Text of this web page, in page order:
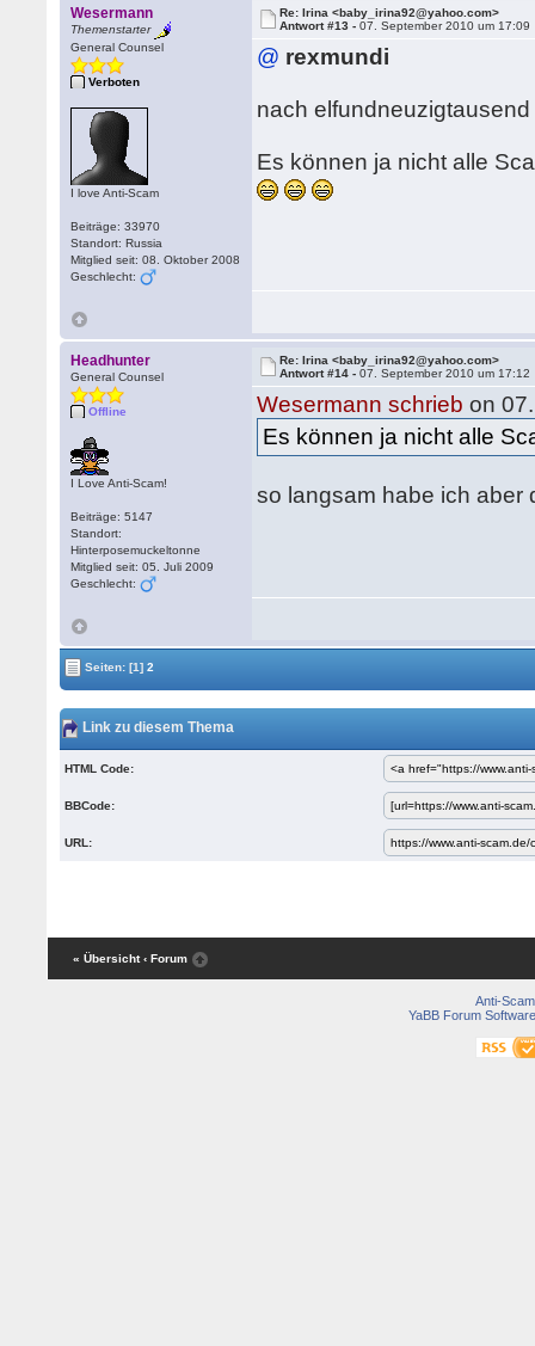
Wesermann
Themenstarter
General Counsel
Verboten
I love Anti-Scam
Beiträge: 33970
Standort: Russia
Mitglied seit: 08. Oktober 2008
Geschlecht:
Re: Irina <baby_irina92@yahoo.com>
Antwort #13 -07. September 2010 um 17:09
@ rexmundi
nach
Es können ja nicht alle
Headhunter
General Counsel
Offline
I Love Anti-Scam!
Beiträge: 5147
Standort:
Hinterposemuckeltonne
Mitglied seit: 05. Juli 2009
Geschlecht:
Re: Irina <baby_irina92@yahoo.com>
Antwort #14 -07. September 2010 um 17:12
Wesermann schrieb on
Es können ja nicht alle
so langsam habe ich aber
Seiten:[1] 2
Link zu diesem Thema
HTML Code:
BBCode:
URL:
« Übersicht ‹ Forum
Anti-Scam
YaBB Forum Software